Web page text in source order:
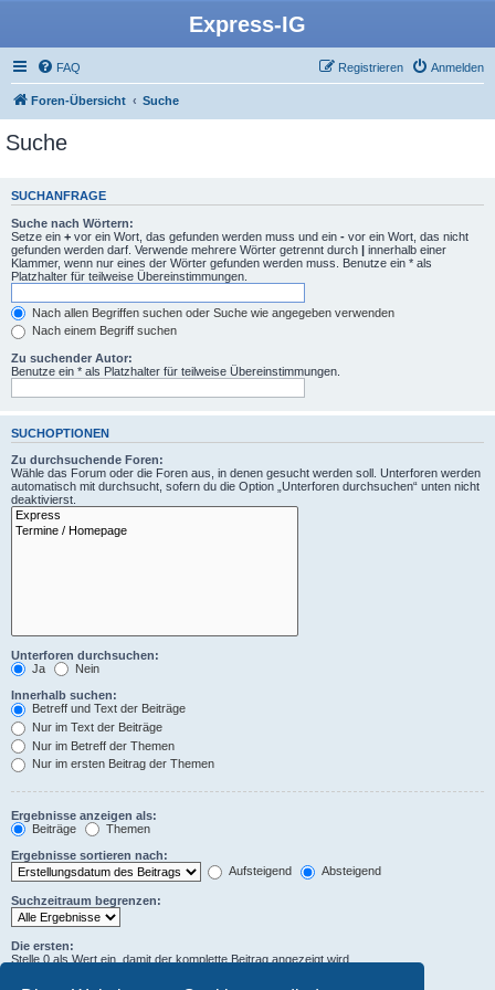
Express-IG
FAQ Anmelden
Registrieren
Foren-Übersicht Suche
Suche
SUCHANFRAGE
Suche nach Wörtern:
Setze ein + vor ein Wort, das gefunden werden muss und ein - vor ein Wort, das nicht
gefunden werden darf. Verwende mehrere Wörter getrennt durch | innerhalb einer
Klammer, wenn nur eines der Wörter gefunden werden muss. Benutze ein * als
Platzhalter für teilweise Übereinstimmungen.
Nach allen Begriffen suchen oder Suche wie angegeben verwenden
Nach einem Begriff suchen
Zu suchender Autor:
Benutze ein * als Platzhalter für teilweise Übereinstimmungen.
SUCHOPTIONEN
Zu durchsuchende Foren:
Wähle das Forum oder die Foren aus, in denen gesucht werden soll. Unterforen werden
automatisch mit durchsucht, sofern du die Option „Unterforen durchsuchen“ unten nicht
deaktivierst.
Unterforen durchsuchen:
Ja
Nein
Innerhalb suchen:
Betreff und Text der Beiträge
Nur im Text der Beiträge
Nur im Betreff der Themen
Nur im ersten Beitrag der Themen
Ergebnisse anzeigen als:
Beiträge
Themen
Ergebnisse sortieren nach:
Aufsteigend
Absteigend
Suchzeitraum begrenzen:
Die ersten:
Stelle 0 als Wert ein, damit der komplette Beitrag angezeigt wird.